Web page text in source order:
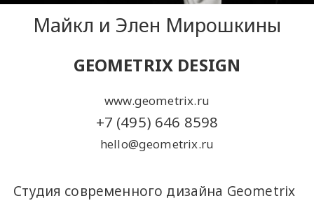
​​Майкл и Элен Мирошкины​
GEOMETRIX DESIGN
www.geometrix.ru
+7 (495) 646 8598
hello@geometrix.ru
Студия современного дизайна Geometrix